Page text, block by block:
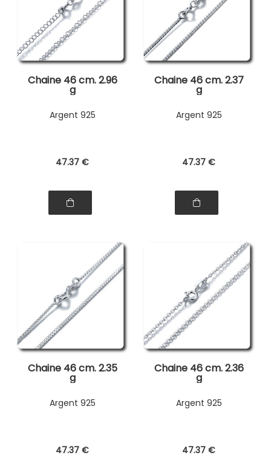
Chaine 46 cm. 2.96
g
Argent 925
47.37 €
Chaine 46 cm. 2.37
g
Argent 925
47.37 €
Chaine 46 cm. 2.35
g
Argent 925
47.37 €
Chaine 46 cm. 2.36
g
Argent 925
47.37 €